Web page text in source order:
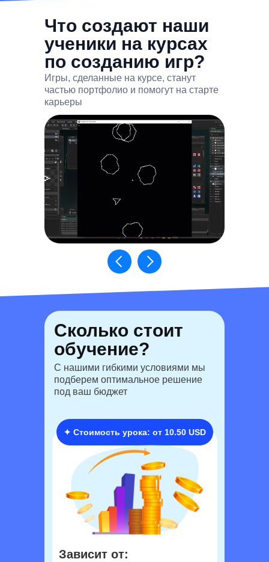
Игры, сделанные на курсе, станут
частью портфолио и помогут на старте
карьеры
Что создают наши
ученики на курсах
по созданию игр?
Зависит от:
✦ Стоимость урока: от 10.50 USD
Сколько стоит
обучение?
С нашими гибкими условиями мы
подберем оптимальное решение
под ваш бюджет